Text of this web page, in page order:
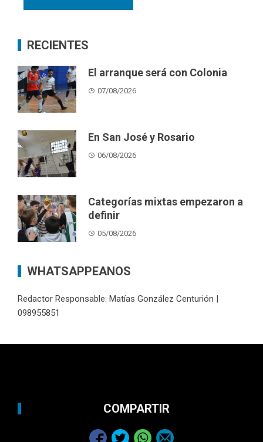
RECIENTES
El arranque será con Colonia
07/08/2026
En San José y Rosario
06/08/2026
Categorías mixtas empezaron a
definir
05/08/2026
WHATSAPPEANOS
Redactor Responsable: Matías González Centurión |
098955851
COMPARTIR